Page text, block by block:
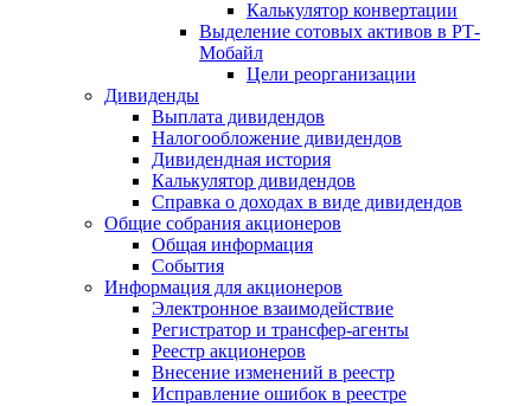
Калькулятор конвертации
Выделение сотовых активов в РТ-
Мобайл
Цели реорганизации
Дивиденды
Выплата дивидендов
Налогообложение дивидендов
Дивидендная история
Калькулятор дивидендов
Справка о доходах в виде дивидендов
Общие собрания акционеров
Общая информация
События
Информация для акционеров
Электронное взаимодействие
Регистратор и трансфер-агенты
Реестр акционеров
Внесение изменений в реестр
Исправление ошибок в реестре